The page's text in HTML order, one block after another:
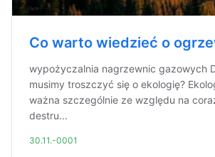
Co warto wiedzieć o
wypożyczalnia nagrzewnic gazowych
musimy troszczyć się o ekologię?
ważna szczególnie ze względu na
destru...
30.11.-0001